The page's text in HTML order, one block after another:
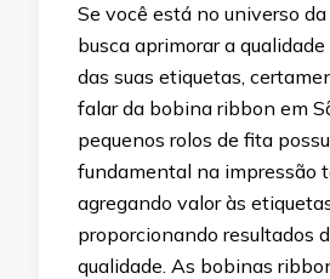
Se você está no universo
busca aprimorar a
das suas etiquetas,
falar da bobina ribbon em
pequenos rolos de fita
fundamental na impressão
agregando valor às
proporcionando resultados
qualidade. As bobinas